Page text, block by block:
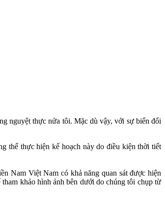
nguyệt thực nửa tôi. Mặc dù vậy, với sự biến đổi
thể thực hiện kế hoạch này do điều kiện thời tiết
Nam Việt Nam có khả năng quan sát được hiện
khảo hình ảnh bên dưới do chúng tôi chụp từ